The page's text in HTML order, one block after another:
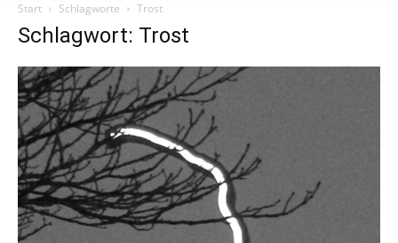
Start Schlagworte Trost
Schlagwort: Trost